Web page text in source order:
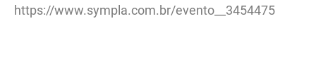
https://www.sympla.com.br/evento__3454475